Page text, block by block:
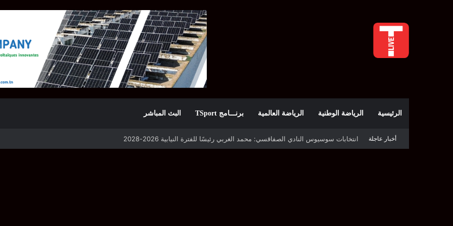
الرئيسية الرياضة الوطنية الرياضة العالمية برنـــامج TSport البث المباشر
أخبار عاجلة
قرعة دوري أبطال إفريقيا: النادي الإفريقي في حال التأهل يواجه مازمبي أو ميدياما